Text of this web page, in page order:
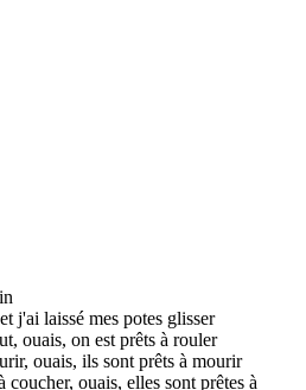
j'ai laissé mes potes glisser
ouais, on est prêts à rouler
ouais, ils sont prêts à mourir
coucher, ouais, elles sont prêtes à